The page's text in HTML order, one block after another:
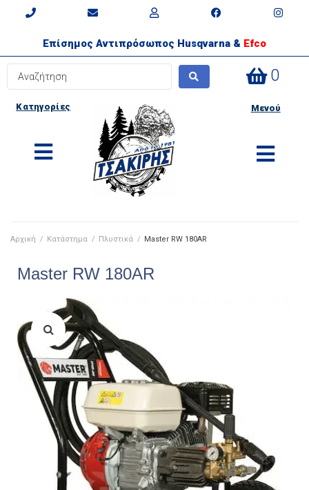
Επίσημος Αντιπρόσωπος Husqvarna & Efco
0
Κατηγορίες Μενού
Αρχική / Κατάστημα / Πλυστικά / Master RW 180AR
Master RW 180AR